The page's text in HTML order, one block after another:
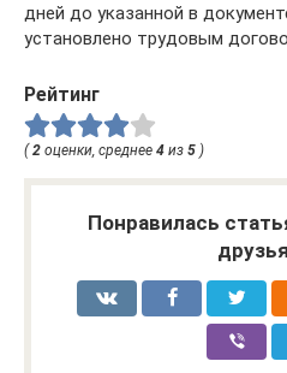
дней до указанной в
установлено трудовым
Рейтинг
( 2 оценки, среднее 4 из 5 )
Понравилась